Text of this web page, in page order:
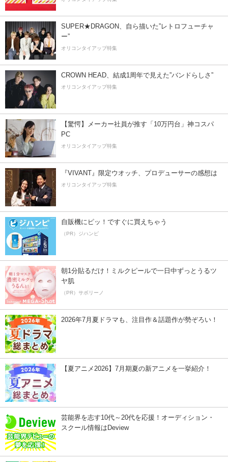
SUPER★DRAGON、自ら描いた”レトロフューチャ
ー”
オリコンタイアップ特集
CROWN HEAD、結成1周年で見えた”バンドらしさ”
オリコンタイアップ特集
【驚愕】メーカー社員が推す「10万円台」神コスパ
PC
オリコンタイアップ特集
『VIVANT』限定ウオッチ、プロデューサーの感想は
オリコンタイアップ特集
自販機にピッ！ですぐに買えちゃう
（PR）ジハンピ
朝1分貼るだけ！ミルクピールで一日中ずっとうるツ
ヤ肌
（PR）サボリーノ
2026年7月夏ドラマも、注目作＆話題作が勢ぞろい！
【夏アニメ2026】7月期夏の新アニメを一挙紹介！
芸能界を志す10代～20代を応援！オーディション・
スクール情報はDeview